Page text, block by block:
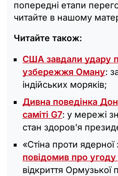
попередні етапи
читайте в нашому
Читайте також:
США завдали удару
узбережжя Оману:
індійських моряків;
Дивна поведінка
саміті G7: у мережі
стан здоров'я
«Стіна проти ядерної
повідомив про угоду
відкриття Ормузької